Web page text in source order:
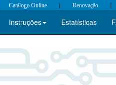
Catálogo Online | Renovação |
Instruções Estatísticas